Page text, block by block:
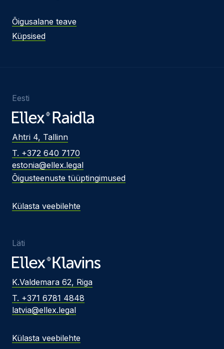
Õigusalane teave
Küpsised
Eesti
Ahtri 4, Tallinn
T. +372 640 7170
estonia@ellex.legal
Õigusteenuste tüüptingimused
Külasta veebilehte
Läti
K.Valdemara 62, Riga
T. +371 6781 4848
latvia@ellex.legal
Külasta veebilehte